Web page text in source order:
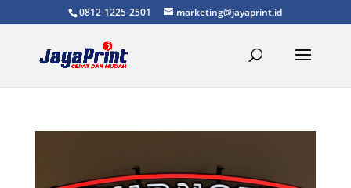
0812-1225-2501 marketing@jayaprint.id